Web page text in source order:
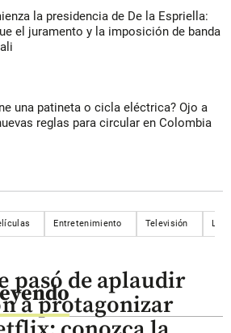
la presidencia de De la Espriella:
el juramento y la imposición de banda
una patineta o cicla eléctrica? Ojo a
reglas para circular en Colombia
Entretenimiento Televisión
pasó de aplaudir
a protagonizar